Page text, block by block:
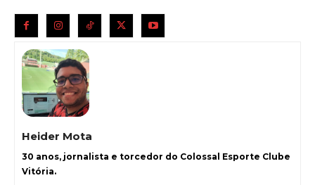
Heider Mota
30 anos, jornalista e torcedor do Colossal Esporte Clube
Vitória.